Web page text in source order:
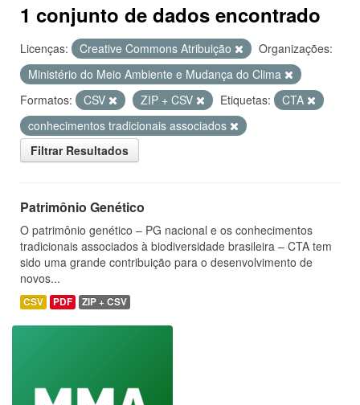
1 conjunto de dados encontrado
Licenças: Creative Commons Atribuição
Organizações:
Ministério do Meio Ambiente e Mudança do Clima
Formatos:
CSV ZIP + CSV Etiquetas:
CTA
conhecimentos tradicionais associados
Filtrar Resultados
Patrimônio Genético
O patrimônio genético – PG nacional e os conhecimentos
tradicionais associados à biodiversidade brasileira – CTA tem
sido uma grande contribuição para o desenvolvimento de
novos...
CSV PDF ZIP + CSV